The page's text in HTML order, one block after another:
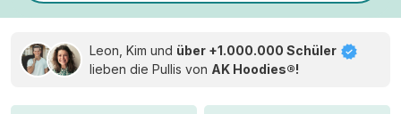
Leon, Kim und über +1.000.000 Schüler
lieben die Pullis von AK Hoodies®!